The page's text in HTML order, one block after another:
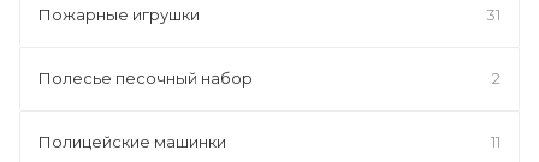
Пожарные игрушки 31
Полесье песочный набор 2
Полицейские машинки 11